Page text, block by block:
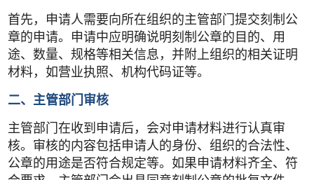
首先，申请人需要向所在组织的主管部门提交刻制公
章的申请。申请中应明确说明刻制公章的目的、用
途、数量、规格等相关信息，并附上组织的相关证明
材料，如营业执照、机构代码证等。
二、主管部门审核
主管部门在收到申请后，会对申请材料进行认真审
核。审核的内容包括申请人的身份、组织的合法性、
公章的用途是否符合规定等。如果申请材料齐全、符